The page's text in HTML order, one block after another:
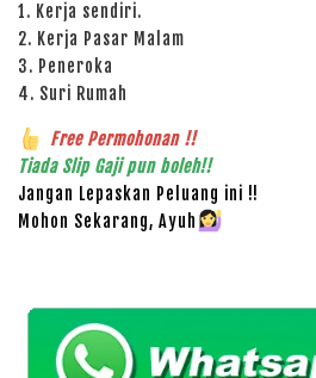
1. Kerja sendiri.
2. Kerja Pasar Malam
3. Peneroka
4. Suri Rumah
Free Permohonan !!
Tiada Slip Gaji pun boleh!!
Jangan Lepaskan Peluang ini !!
Mohon Sekarang, Ayuh